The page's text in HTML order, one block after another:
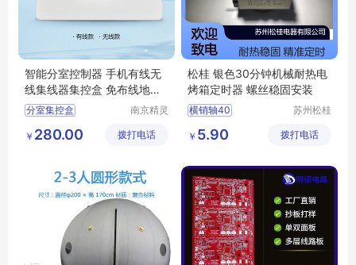
智能分室控制器 手机有线无
线集线器集控盒 免布线地暖
温控器
分室集控盒
智能控制器 集线器
南京精灵
有限公司
￥ 280.00 拨打电话
松桂 银色30分钟机械耐热电
烤箱定时器 螺丝稳固安装
横销轴40
苏州松桂
公司
￥ 5.90 拨打电话